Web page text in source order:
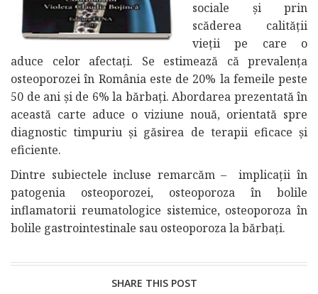
sociale şi prin
scăderea calităţii
vieţii pe care o
aduce celor afectaţi. Se estimează că prevalenţa
osteoporozei în România este de 20% la femeile peste
50 de ani și de 6% la bărbați. Abordarea prezentată în
această carte aduce o viziune nouă, orientată spre
diagnostic timpuriu şi găsirea de terapii eficace şi
eficiente.
Dintre subiectele incluse remarcăm – implicaţii în
patogenia osteoporozei, osteoporoza în bolile
inflamatorii reumatologice sistemice, osteoporoza în
bolile gastrointestinale sau osteoporoza la bărbaţi.
SHARE THIS POST